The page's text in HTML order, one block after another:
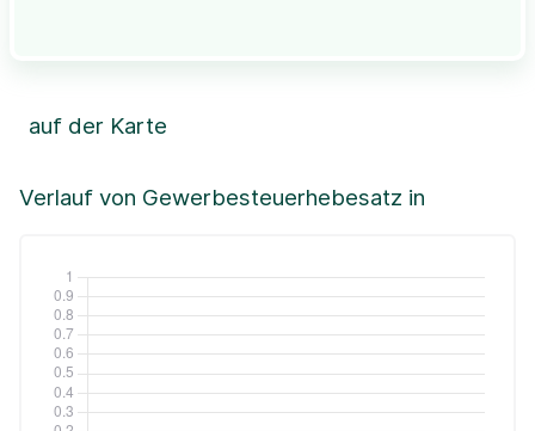
Verlauf von Gewerbesteuerhebesatz in
auf der Karte
+
Leaflet|©OpenStreetMap, ©CartoDB,